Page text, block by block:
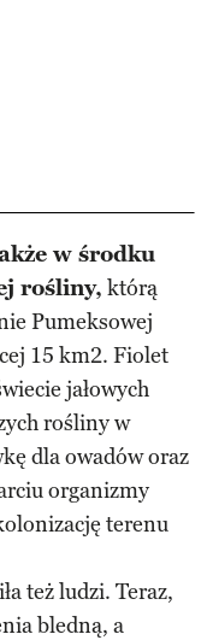
w środku
rośliny, którą
Pumeksowej
15 km2. Fiolet
jałowych
rośliny w
dla owadów oraz
organizmy
terenu
też ludzi. Teraz,
bledną, a